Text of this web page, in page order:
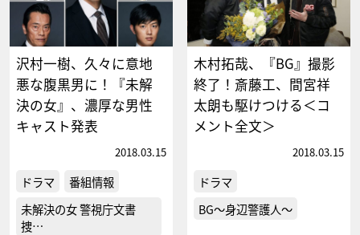
沢村一樹、久々に意地
悪な腹黒男に！『未解
決の女』、濃厚な男性
キャスト発表
2018.03.15
ドラマ
番組情報
未解決の女 警視庁文書
捜…
木村拓哉、『BG』撮影
終了！斎藤工、間宮祥
太朗も駆けつける＜コ
メント全文＞
2018.03.15
ドラマ
BG～身辺警護人～